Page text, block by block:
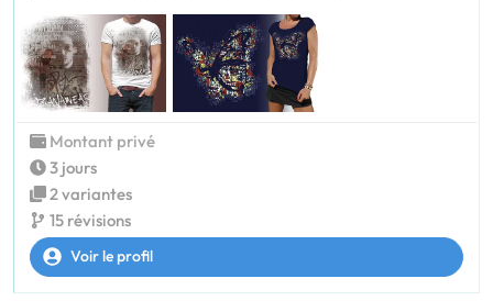
Montant privé
3 jours
2 variantes
15 révisions
Voir le profil